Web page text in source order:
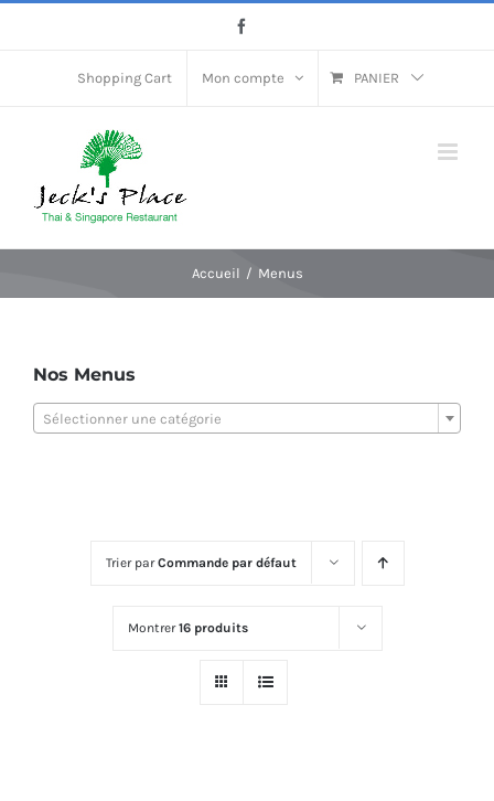
Shopping Cart Mon compte PANIER
Accueil Menus
Trier parCommande par défaut
Montrer16 produits
Nos Menus
Sélectionner une catégorie